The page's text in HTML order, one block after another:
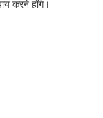
करने होंगे।